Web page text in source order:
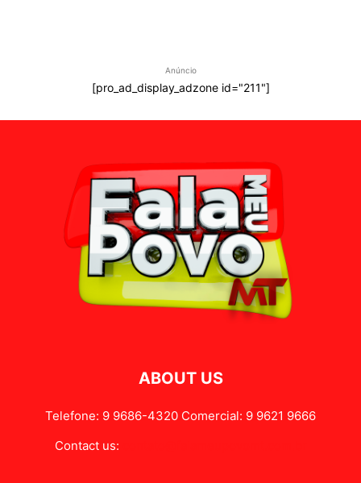
Anúncio
[pro_ad_display_adzone id="211"]
ABOUT US
Telefone: 9 9686-4320 Comercial: 9 9621 9666
Contact us: